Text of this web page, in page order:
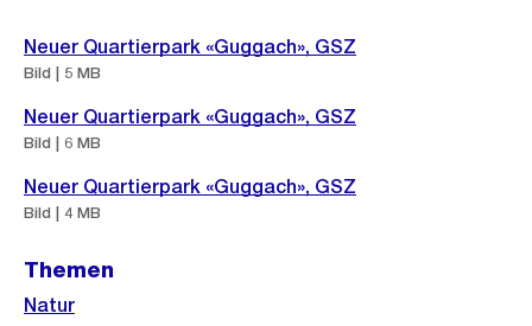
Weitere
Informationen
Neuer Quartierpark «Guggach», GSZ
Bild | 5 MB
Neuer Quartierpark «Guggach», GSZ
Bild | 6 MB
Neuer Quartierpark «Guggach», GSZ
Bild | 4 MB
Themen
Natur